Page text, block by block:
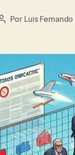
Autor
entrada
Por Luis